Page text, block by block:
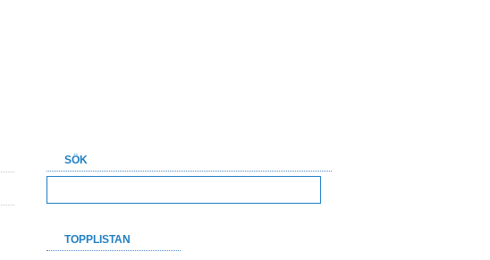
SÖK
TOPPLISTAN